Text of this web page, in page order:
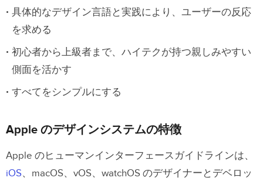
具体的なデザイン言語と実践により、ユーザーの反応
を求める
初心者から上級者まで、ハイテクが持つ親しみやすい
側面を活かす
すべてをシンプルにする
Apple のデザインシステムの特徴
Apple のヒューマンインターフェースガイドラインは、
iOS、macOS、vOS、watchOS のデザイナーとデベロッ